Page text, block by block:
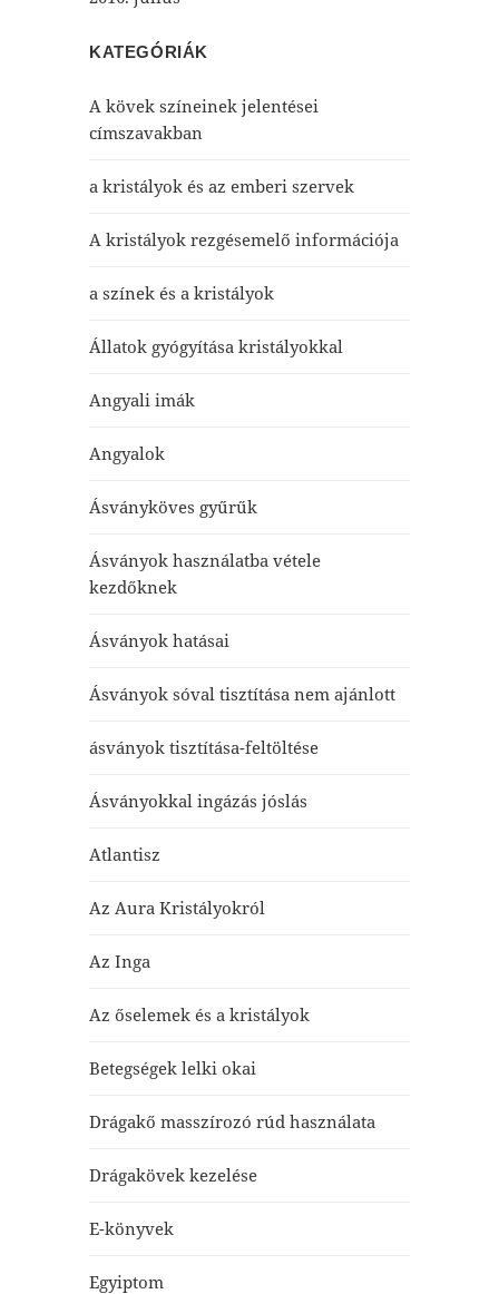
KATEGÓRIÁK
A kövek színeinek jelentései
címszavakban
a kristályok és az emberi szervek
A kristályok rezgésemelő információja
a színek és a kristályok
Állatok gyógyítása kristályokkal
Angyali imák
Angyalok
Ásványköves gyűrűk
Ásványok használatba vétele
kezdőknek
Ásványok hatásai
Ásványok sóval tisztítása nem ajánlott
ásványok tisztítása-feltöltése
Ásványokkal ingázás jóslás
Atlantisz
Az Aura Kristályokról
Az Inga
Az őselemek és a kristályok
Betegségek lelki okai
Drágakő masszírozó rúd használata
Drágakövek kezelése
E-könyvek
Egyiptom